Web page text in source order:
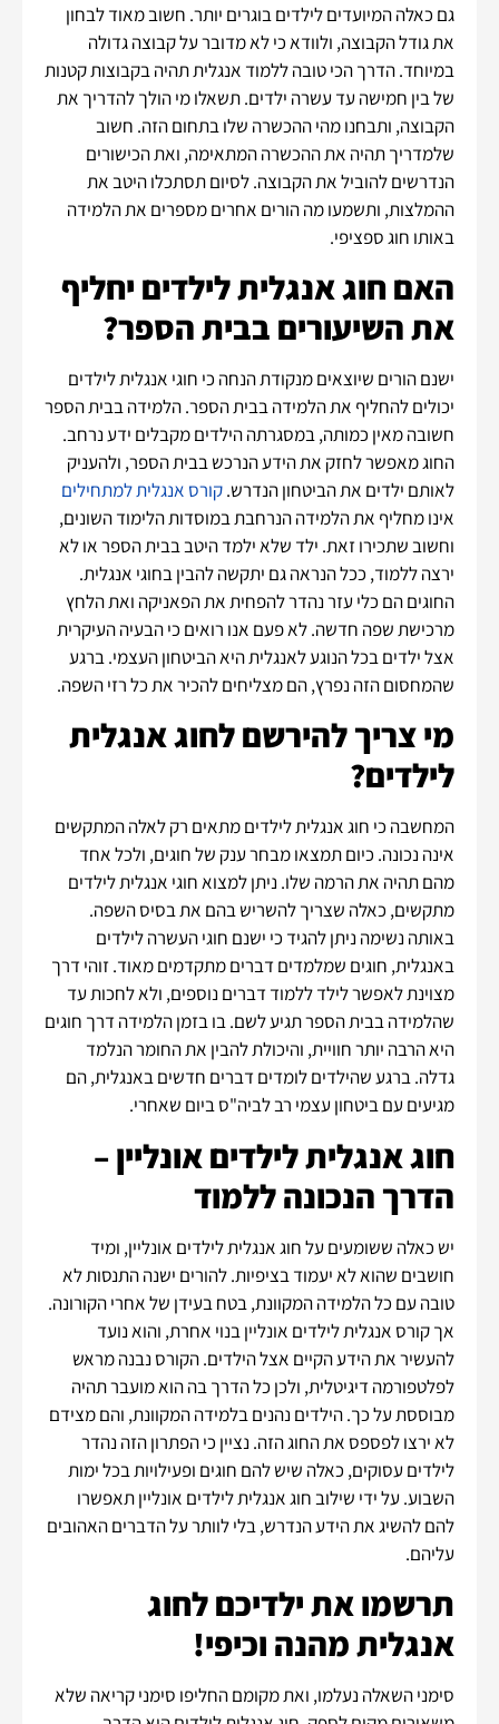
גם כאלה המיועדים לילדים בוגרים יותר. חשוב מאוד לבחון
את גודל הקבוצה, ולוודא כי לא מדובר על קבוצה גדולה
במיוחד. הדרך הכי טובה ללמוד אנגלית תהיה בקבוצות קטנות
של בין חמישה עד עשרה ילדים. תשאלו מי הולך להדריך את
הקבוצה, ותבחנו מהי ההכשרה שלו בתחום הזה. חשוב
שלמדריך תהיה את ההכשרה המתאימה, ואת הכישורים
הנדרשים להוביל את הקבוצה. לסיום תסתכלו היטב את
ההמלצות, ותשמעו מה הורים אחרים מספרים את הלמידה
באותו חוג ספציפי.
האם חוג אנגלית לילדים יחליף
את השיעורים בבית הספר?
ישנם הורים שיוצאים מנקודת הנחה כי חוגי אנגלית לילדים
יכולים להחליף את הלמידה בבית הספר. הלמידה בבית הספר
חשובה מאין כמותה, במסגרתה הילדים מקבלים ידע נרחב.
החוג מאפשר לחזק את הידע הנרכש בבית הספר, ולהעניק
לאותם ילדים את הביטחון הנדרש.קורס אנגלית למתחילים
אינו מחליף את הלמידה הנרחבת במוסדות הלימוד השונים,
וחשוב שתכירו זאת. ילד שלא ילמד היטב בבית הספר או לא
ירצה ללמוד, ככל הנראה גם יתקשה להבין בחוגי אנגלית.
החוגים הם כלי עזר נהדר להפחית את הפאניקה ואת הלחץ
מרכישת שפה חדשה. לא פעם אנו רואים כי הבעיה העיקרית
אצל ילדים בכל הנוגע לאנגלית היא הביטחון העצמי. ברגע
שהמחסום הזה נפרץ, הם מצליחים להכיר את כל רזי השפה.
מי צריך להירשם לחוג אנגלית
לילדים?
המחשבה כי חוג אנגלית לילדים מתאים רק לאלה המתקשים
אינה נכונה. כיום תמצאו מבחר ענק של חוגים, ולכל אחד
מהם תהיה את הרמה שלו. ניתן למצוא חוגי אנגלית לילדים
מתקשים, כאלה שצריך להשריש בהם את בסיס השפה.
באותה נשימה ניתן להגיד כי ישנם חוגי העשרה לילדים
באנגלית, חוגים שמלמדים דברים מתקדמים מאוד. זוהי דרך
מצוינת לאפשר לילד ללמוד דברים נוספים, ולא לחכות עד
שהלמידה בבית הספר תגיע לשם. בו בזמן הלמידה דרך חוגים
היא הרבה יותר חוויית, והיכולת להבין את החומר הנלמד
גדלה. ברגע שהילדים לומדים דברים חדשים באנגלית, הם
מגיעים עם ביטחון עצמי רב לביה"ס ביום שאחרי.
חוג אנגלית לילדים אונליין –
הדרך הנכונה ללמוד
יש כאלה ששומעים על חוג אנגלית לילדים אונליין, ומיד
חושבים שהוא לא יעמוד בציפיות. להורים ישנה התנסות לא
טובה עם כל הלמידה המקוונת, בטח בעידן של אחרי הקורונה.
אך קורס אנגלית לילדים אונליין בנוי אחרת, והוא נועד
להעשיר את הידע הקיים אצל הילדים. הקורס נבנה מראש
לפלטפורמה דיגיטלית, ולכן כל הדרך בה הוא מועבר תהיה
מבוססת על כך. הילדים נהנים בלמידה המקוונת, והם מצידם
לא ירצו לפספס את החוג הזה. נציין כי הפתרון הזה נהדר
לילדים עסוקים, כאלה שיש להם חוגים ופעילויות בכל ימות
השבוע. על ידי שילוב חוג אנגלית לילדים אונליין תאפשרו
להם להשיג את הידע הנדרש, בלי לוותר על הדברים האהובים
עליהם.
תרשמו את ילדיכם לחוג
אנגלית מהנה וכיפי!
סימני השאלה נעלמו, ואת מקומם החליפו סימני קריאה שלא